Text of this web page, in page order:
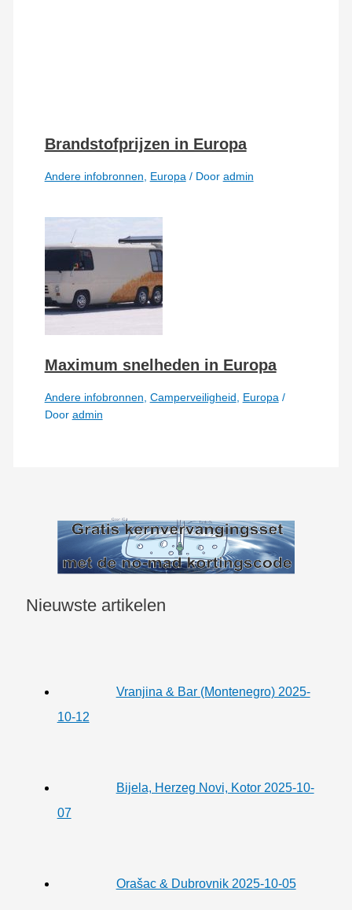
Brandstofprijzen in Europa
Andere infobronnen Europa / Door admin
Maximum snelheden in Europa
Andere infobronnen Camperveiligheid Europa /
Door admin
Nieuwste artikelen
Vranjina & Bar (Montenegro) 2025-
10-12
Bijela, Herzeg Novi, Kotor 2025-10-
07
Orašac & Dubrovnik 2025-10-05